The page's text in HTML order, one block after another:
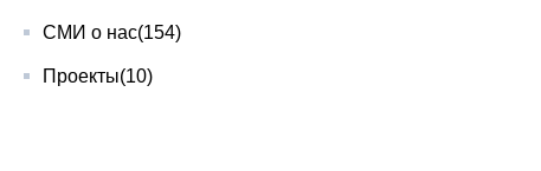
СМИ о нас(154)
Проекты(10)